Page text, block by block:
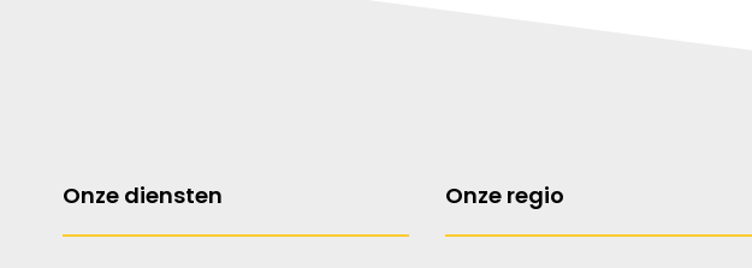
Onze diensten Onze regio